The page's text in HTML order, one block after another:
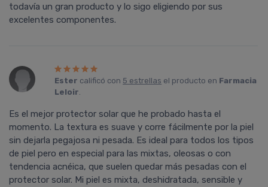
todavía un gran producto y lo sigo eligiendo por sus
excelentes componentes.
Ester calificó con 5 estrellas el producto en Farmacia
Leloir.
Es el mejor protector solar que he probado hasta el
momento. La textura es suave y corre fácilmente por la piel
sin dejarla pegajosa ni pesada. Es ideal para todos los tipos
de piel pero en especial para las mixtas, oleosas o con
tendencia acnéica, que suelen quedar más pesadas con el
protector solar. Mi piel es mixta, deshidratada, sensible y